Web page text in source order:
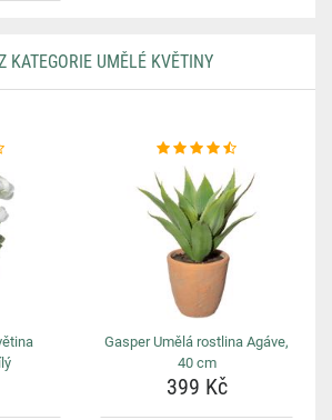
KATEGORIE UMĚLÉ KVĚTINY
Gasper Umělá rostlina Agáve,
40 cm
399 Kč